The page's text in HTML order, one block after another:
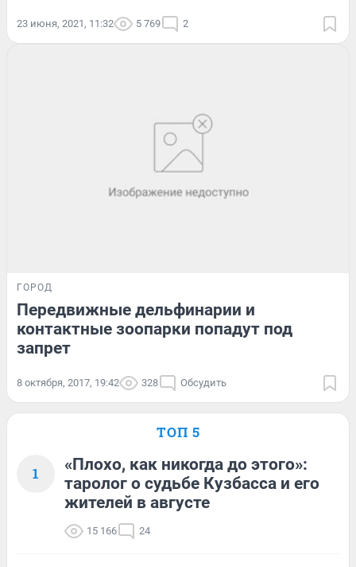
23 июня, 2021, 11:32 5 769 2
ГОРОД
Передвижные дельфинарии и
контактные зоопарки попадут под
запрет
8 октября, 2017, 19:42 328 Обсудить
ТОП 5
1
«Плохо, как никогда до этого»:
таролог о судьбе Кузбасса и его
жителей в августе
15 166 24